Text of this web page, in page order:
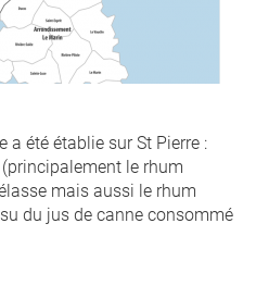
a été établie sur St Pierre :
le rhum
mais aussi le rhum
du jus de canne consommé